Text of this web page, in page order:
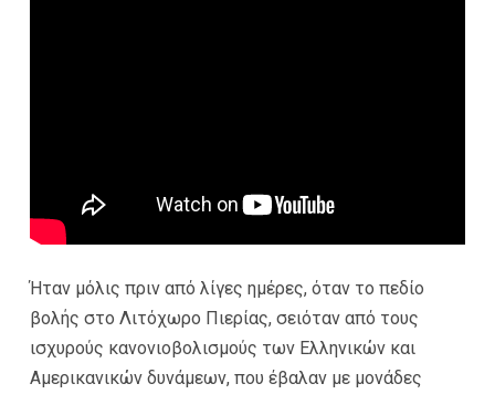
Ήταν μόλις πριν από λίγες ημέρες, όταν το πεδίο
βολής στο Λιτόχωρο Πιερίας, σειόταν από τους
ισχυρούς κανονιοβολισμούς των Ελληνικών και
Αμερικανικών δυνάμεων, που έβαλαν με μονάδες